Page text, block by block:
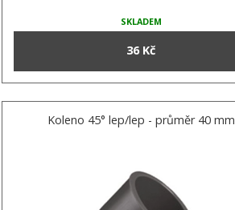
SKLADEM
36 Kč
Koleno 45° lep/lep - průměr 40 mm